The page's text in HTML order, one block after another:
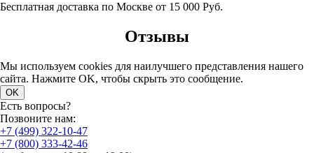
Бесплатная доставка по Москве от 15 000 Руб.
Отзывы
Мы используем cookies для наилучшего представления нашего
сайта. Нажмите OK, чтобы скрыть это сообщение.
OK
Есть вопросы?
Позвоните нам:
+7 (499) 322-10-47
+7 (800) 333-42-46